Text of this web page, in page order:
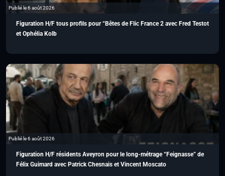
Publié le 6 août 2026
Figuration H/F tous profils pour “Bêtes de Flic France 2 avec Fred Testot
et Ophélia Kolb
Publié le 6 août 2026
Figuration H/F résidents Aveyron pour le long-métrage “Feignasse” de
Félix Guimard avec Patrick Chesnais et Vincent Moscato